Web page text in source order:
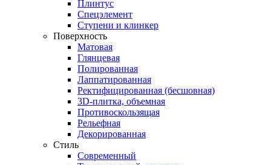
Плинтус
Спецэлемент
Ступени и клинкер
Поверхность
Матовая
Глянцевая
Полированная
Лаппатированная
Ректифицированная (бесшовная)
3D-плитка, объемная
Противоскользящая
Рельефная
Декорированная
Стиль
Современный